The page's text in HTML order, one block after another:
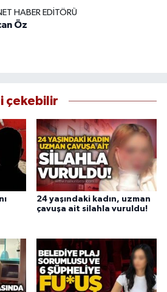
HABER EDITÖRÜ
Öz
çekebilir
24 yaşındaki kadın, uzman
çavuşa ait silahla vuruldu!